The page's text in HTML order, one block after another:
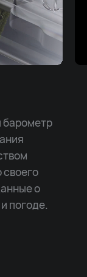
барометр
о
погоде.